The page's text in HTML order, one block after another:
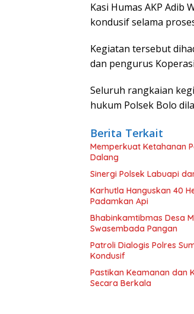
Kasi Humas AKP Adib
kondusif selama
Kegiatan tersebut
dan pengurus
Seluruh rangkaian
hukum Polsek Bolo
Berita Terkait
Memperkuat Ketahanan
Dalang
Sinergi Polsek Labuapi
Karhutla Hanguskan 40
Padamkan Api
Bhabinkamtibmas Desa
Swasembada Pangan
Patroli Dialogis Polres
Kondusif
Pastikan Keamanan dan
Secara Berkala